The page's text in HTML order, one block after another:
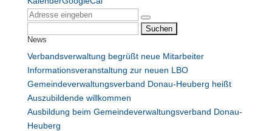
nach:
News
Verbandsverwaltung begrüßt neue Mitarbeiter
Informationsveranstaltung zur neuen LBO
Gemeindeverwaltungsverband Donau-Heuberg heißt
Auszubildende willkommen
Ausbildung beim Gemeindeverwaltungsverband Donau-
Heuberg